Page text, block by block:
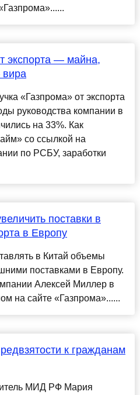
экспорта — майна,
«Газпрома» от экспорта
руководства компании в
на 33%. Как
со ссылкой на
по РСБУ, заработки
поставки в
в Европу
в Китай объемы
поставками в Европу.
Алексей Миллер в
на сайте «Газпрома»......
к гражданам
МИД РФ Мария